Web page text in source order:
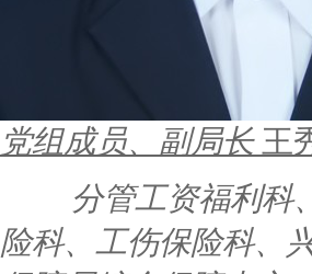
党组成员、副局长 王
分管工资福利科
险科、工伤保险科、